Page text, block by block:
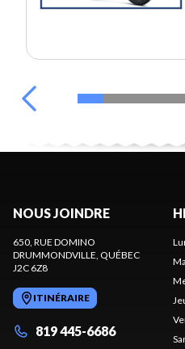
NOUS JOINDRE
650, RUE DOMINO
DRUMMONDVILLE, QUÉBEC
J2C 6Z8
ITINÉRAIRE
819 445-6686